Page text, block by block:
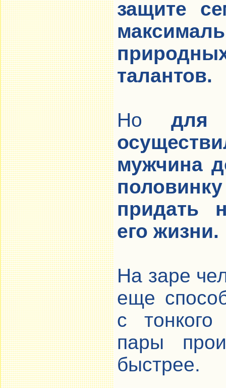
защите
талантов.
Но для
мужчина
придать
его жизни.
На заре
еще
с
пары
быстрее.